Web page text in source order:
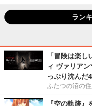
ラン
「冒険は楽
ィ ヴァリア
っぷり沈んだ
ふたつの沼の
『空の軌跡